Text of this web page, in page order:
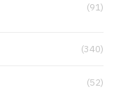
(91)
(340)
(52)